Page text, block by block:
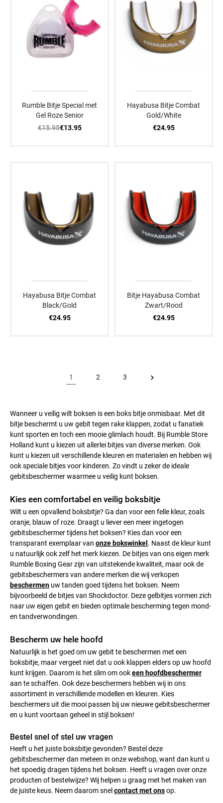
Rumble Bitje Special met
Gel Roze Senior
€15.95€13.95
Hayabusa Bitje Combat
Gold/White
€24.95
Hayabusa Bitje Combat
Black/Gold
€24.95
Bitje Hayabusa Combat
Zwart/Rood
€24.95
1 2 3
Wanneer u veilig wilt boksen is een boks bitje onmisbaar. Met dit
bitje beschermt u uw gebit tegen rake klappen, zodat u fanatiek
kunt sporten en toch een mooie glimlach houdt. Bij Rumble Store
Holland kunt u kiezen uit allerlei bitjes van diverse merken. Ook
kunt u kiezen uit verschillende kleuren en materialen en hebben wij
ook speciale bitjes voor kinderen. Zo vindt u zeker de ideale
gebitsbeschermer waarmee u veilig kunt boksen.
Kies een comfortabel en veilig boksbitje
Wilt u een opvallend boksbitje? Ga dan voor een felle kleur, zoals
oranje, blauw of roze. Draagt u liever een meer ingetogen
gebitsbeschermer tijdens het boksen? Kies dan voor een
transparant exemplaar van onze bokswinkel. Naast de kleur kunt
u natuurlijk ook zelf het merk kiezen. De bitjes van ons eigen merk
Rumble Boxing Gear zijn van uitstekende kwaliteit, maar ook de
gebitsbeschermers van andere merken die wij verkopen
beschermen uw tanden goed tijdens het boksen. Neem
bijvoorbeeld de bitjes van Shockdoctor. Deze gelbitjes vormen zich
naar uw eigen gebit en bieden optimale bescherming tegen mond-
en tandverwondingen.
Bescherm uw hele hoofd
Natuurlijk is het goed om uw gebit te beschermen met een
boksbitje, maar vergeet niet dat u ook klappen elders op uw hoofd
kunt krijgen. Daarom is het slim om ookeen hoofdbeschermer
aan te schaffen. Ook deze beschermers hebben wij in ons
assortiment in verschillende modellen en kleuren. Kies
beschermers uit die mooi passen bij uw nieuwe gebitsbeschermer
en u kunt voortaan geheel in stijl boksen!
Bestel snel of stel uw vragen
Heeft u het juiste boksbitje gevonden? Bestel deze
gebitsbeschermer dan meteen in onze webshop, want dan kunt u
het spoedig dragen tijdens het boksen. Heeft u vragen over onze
producten of bestelwijze? Wij helpen u graag met het maken van
de juiste keus. Neem daarom snel contact met onsop.